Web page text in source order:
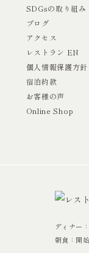
SDGsの取り組み
ブログ
アクセス
レストラン EN
個人情報保護方針
宿泊約款
お客様の声
Online Shop
ディナー
朝食：開